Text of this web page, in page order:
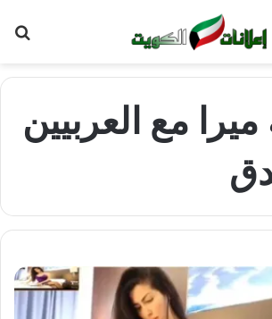
ميرا مع العربيين